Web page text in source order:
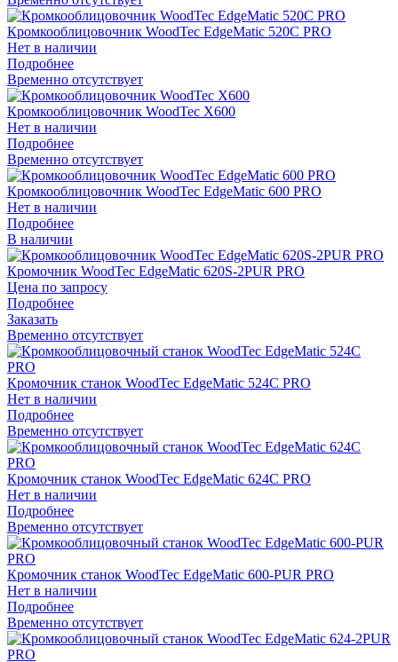
Кромкооблицовочник WoodTec EdgeMatic 520C PRO
Нет в наличии
Подробнее
Временно отсутствует
Кромкооблицовочник WoodTec X600
Нет в наличии
Подробнее
Временно отсутствует
Кромкооблицовочник WoodTec EdgeMatic 600 PRO
Нет в наличии
Подробнее
В наличии
Кромочник WoodTec EdgeMatic 620S-2PUR PRO
Цена по запросу
Подробнее
Заказать
Временно отсутствует
Кромочник станок WoodTec EdgeMatic 524С PRO
Нет в наличии
Подробнее
Временно отсутствует
Кромочник станок WoodTec EdgeMatic 624С PRO
Нет в наличии
Подробнее
Временно отсутствует
Кромочник станок WoodTec EdgeMatic 600-PUR PRO
Нет в наличии
Подробнее
Временно отсутствует